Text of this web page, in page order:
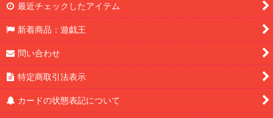
最近チェックしたアイテム
新着商品：遊戯王
問い合わせ
特定商取引法表示
カードの状態表記について